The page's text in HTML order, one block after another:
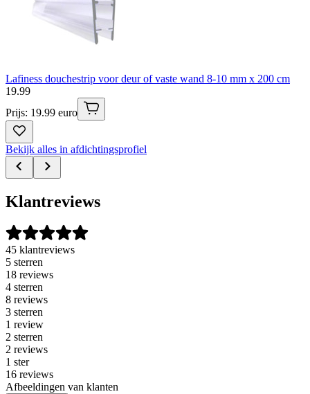
Lafiness douchestrip voor deur of vaste wand 8-10 mm x 200 cm
19.99
Prijs: 19.99 euro
Bekijk alles in afdichtingsprofiel
Klantreviews
45 klantreviews
5 sterren
18 reviews
4 sterren
8 reviews
3 sterren
1 review
2 sterren
2 reviews
1 ster
16 reviews
Afbeeldingen van klanten